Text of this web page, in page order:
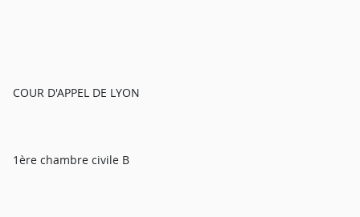
COUR D'APPEL DE LYON
1ère chambre civile B